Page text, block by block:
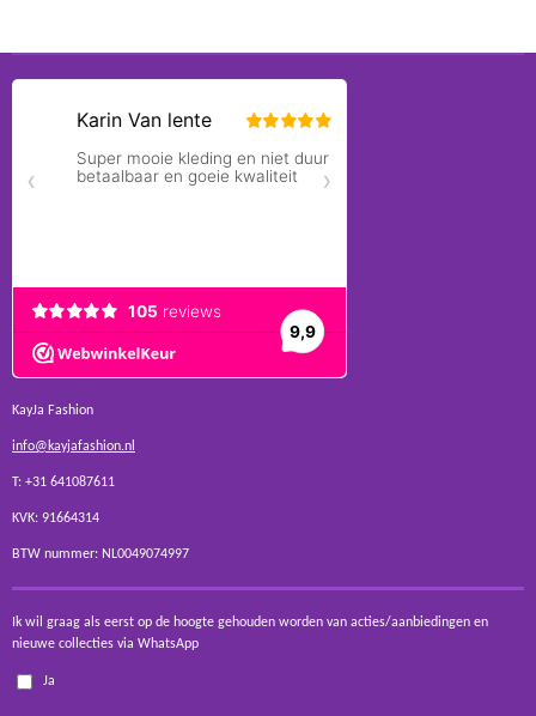
KayJa Fashion
info@kayjafashion.nl
T: +31 641087611
KVK: 91664314
BTW nummer: NL0049074997
Ik wil graag als eerst op de hoogte gehouden worden van acties/aanbiedingen en
nieuwe collecties via WhatsApp
Ja